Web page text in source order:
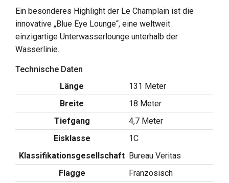
Ein besonderes Highlight der Le Champlain ist die
innovative „Blue Eye Lounge“, eine weltweit
einzigartige Unterwasserlounge unterhalb der
Wasserlinie.
Technische Daten
Länge
131 Meter
Breite
18 Meter
Tiefgang
4,7 Meter
Eisklasse
1C
Klassifikationsgesellschaft Bureau Veritas
Flagge
Französisch